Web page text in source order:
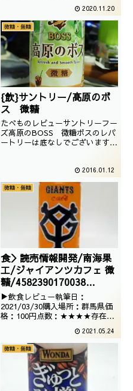
らは東北のデミタスでございま
す。ご当地物には弱いのです。
2020.11.20
微糖・無糖
{飲}サントリー/高原のボ
ス 微糖
たべものレビューサントリーフー
ズ高原のBOSS 微糖ボスのレパ
ートリーは底なしでございます。
2016.01.12
微糖・無糖
食＞読売情報開発/南海果
工/ジャイアンツカフェ 微
糖/4582390170038
/2020/12/10
▶飲食レビュー執筆日：
2021/03/30購入場所：群馬県価
格：100円点数：★★★★存在自
が、なかなか入手できなかったジ
ャイアンツカフェでございます。
さて、今回は微糖コーヒーでござ
います。
2021.05.24
微糖・無糖